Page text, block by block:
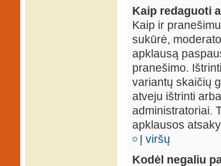
Kaip redaguoti
Kaip ir
sukūrė,
apklausą
pranešimo.
variantų skaičių
atveju ištrinti
administratoriai.
apklausos
Į viršų
Kodėl negaliu